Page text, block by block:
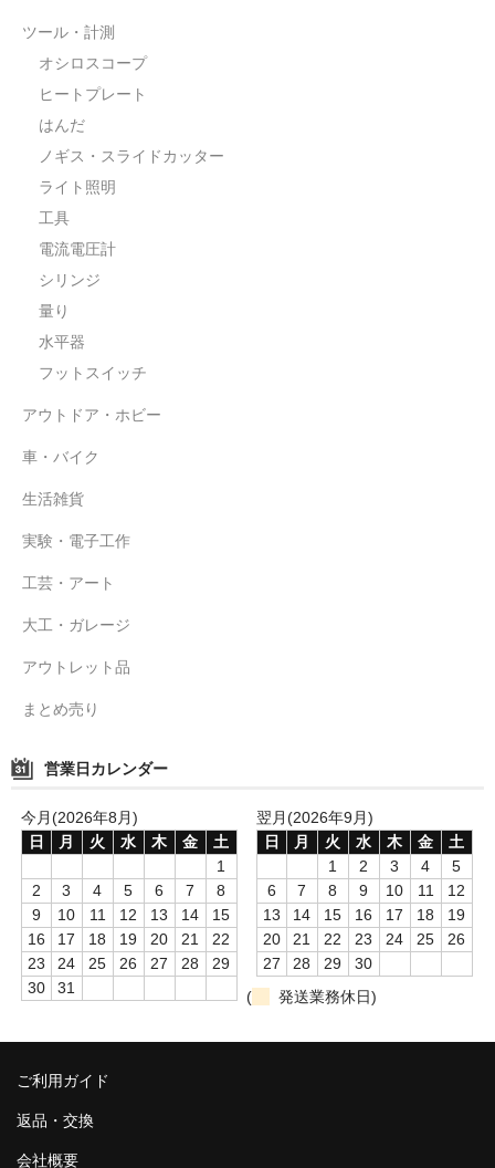
ツール・計測
オシロスコープ
ヒートプレート
はんだ
ノギス・スライドカッター
ライト照明
工具
電流電圧計
シリンジ
量り
水平器
フットスイッチ
アウトドア・ホビー
車・バイク
生活雑貨
実験・電子工作
工芸・アート
大工・ガレージ
アウトレット品
まとめ売り
営業日カレンダー
今月(2026年8月)
日
月 火 水 木 金
土
1
2
3 4 5 6 7
8
9
10 11 12 13 14
15
16
17 18 19 20 21
22
23
24 25 26 27 28
29
30
31
翌月(2026年9月)
日
月 火 水 木 金
土
1
2 3 4
5
6
7 8 9 10 11
12
13
14 15 16 17 18
19
20
21 22 23 24 25
26
27
28 29
30
(
発送業務休日)
ご利用ガイド
返品・交換
会社概要